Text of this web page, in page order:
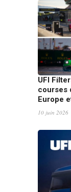
UFI
courses
Europe
10 juin 2026